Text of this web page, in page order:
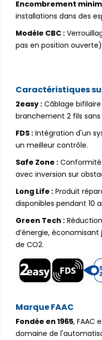
Encombrement
installations dans des
Modèle CBC :
pas en position
Caractéristiques
2easy : Câblage
branchement 2 fils sans
FDS : Intégration d'un
un meilleur contrôle.
Safe Zone :
avec inversion sur
Long Life : Produit
disponibles pendant 10
Green Tech :
d’énergie, économisant
de CO2.
Marque FAAC
Fondée en 1965, FAAC
domaine de